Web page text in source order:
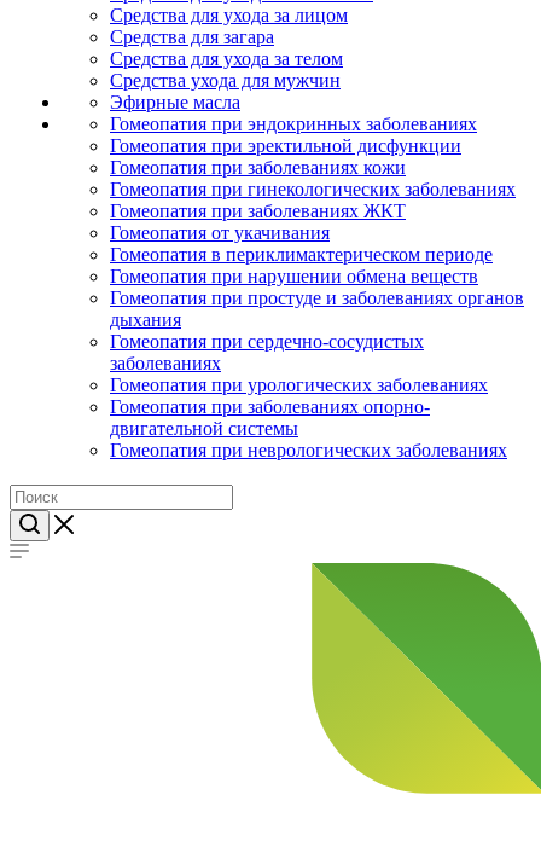
Средства для ухода за лицом
Средства для загара
Средства для ухода за телом
Средства ухода для мужчин
Эфирные масла
Гомеопатия при эндокринных заболеваниях
Гомеопатия при эректильной дисфункции
Гомеопатия при заболеваниях кожи
Гомеопатия при гинекологических заболеваниях
Гомеопатия при заболеваниях ЖКТ
Гомеопатия от укачивания
Гомеопатия в периклимактерическом периоде
Гомеопатия при нарушении обмена веществ
Гомеопатия при простуде и заболеваниях органов
дыхания
Гомеопатия при сердечно-сосудистых
заболеваниях
Гомеопатия при урологических заболеваниях
Гомеопатия при заболеваниях опорно-
двигательной системы
Гомеопатия при неврологических заболеваниях